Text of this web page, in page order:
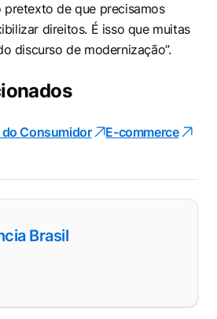
de que precisamos
direitos. É isso que muitas
discurso de modernização”.
Consumidor
E-commerce
Brasil